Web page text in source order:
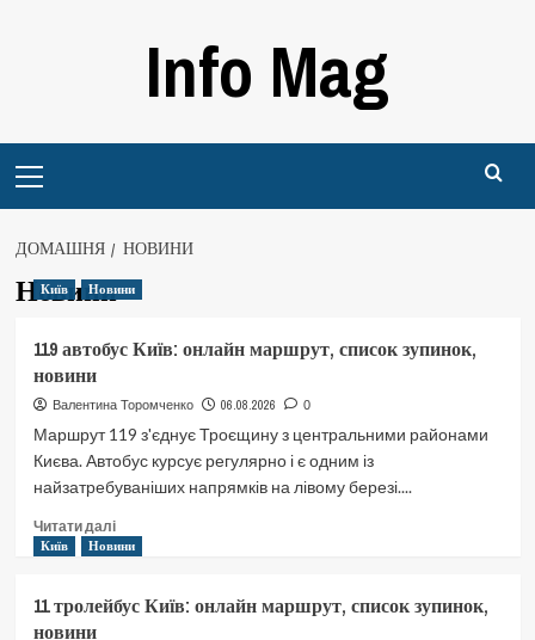
Info Mag
Menu
ДОМАШНЯ НОВИНИ
Новини
Київ Новини
119 автобус Київ: онлайн маршрут, список зупинок,
новини
Валентина Торомченко 06.08.2026 0
Маршрут 119 з'єднує Троєщину з центральними районами
Києва. Автобус курсує регулярно і є одним із
найзатребуваніших напрямків на лівому березі....
Читати даліДокладніше
про
Київ:
Київ Новини
11 тролейбус Київ: онлайн маршрут, список зупинок,
новини